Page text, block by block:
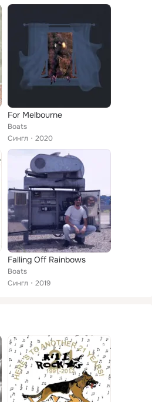
For Melbourne
Boats
Сингл
2020
Falling Off Rainbows
Boats
Сингл
2019